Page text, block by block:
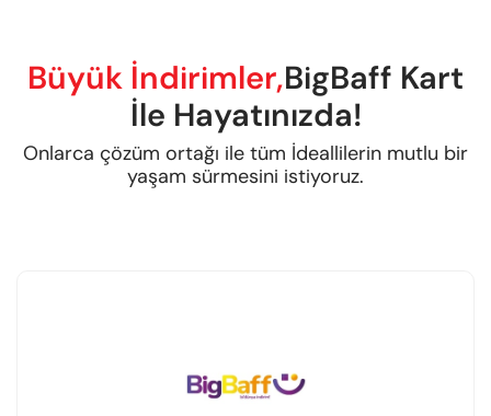
Büyük İndirimler,BigBaff Kart
İle Hayatınızda!
Onlarca çözüm ortağı ile tüm İdeallilerin mutlu bir
yaşam sürmesini istiyoruz.